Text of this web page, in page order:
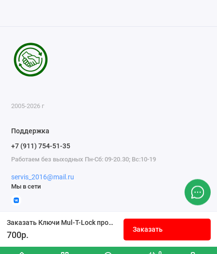
Заказать Ключи Mul-T-Lock профиль 06
700р.
Заказать
2005-2026 г
Поддержка
+7 (911) 754-51-35
Работаем без выходных Пн-Сб: 09-20.30; Вс:10-19
servis_2016@mail.ru
Мы в сети